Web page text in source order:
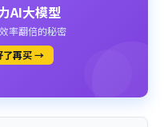
AI大模型
率翻倍的秘密
了再买 →